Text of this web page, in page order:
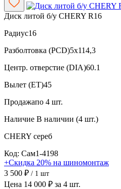
Диск литой б/у CHERY R16
Радиус16
Разболтовка (PCD)5x114,3
Центр. отверстие (DIA)60.1
Вылет (ET)45
Продажапо 4 шт.
Наличие В наличии (4 шт.)
CHERY сереб
Код: Сам1-4198
+Скидка 20% на шиномонтаж
3 500 ₽ / 1 шт
Цена 14 000 ₽ за 4 шт.